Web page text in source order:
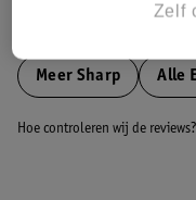
Meer Sharp Alle
Hoe controleren wij de reviews?
Zelf